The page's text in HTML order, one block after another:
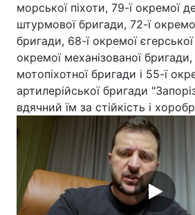
морської піхоти, 79-ї окремої
штурмової бригади, 72-ї
бригади, 68-ї окремої
окремої механізованої
мотопіхотної бригади і 55-ї
артилерійської бригади
вдячний їм за стійкість і